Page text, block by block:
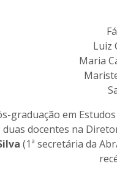
Luiz
Maria
graduação em
docentes na
(1ª secretária da